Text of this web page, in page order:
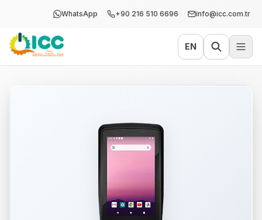
WhatsApp +90 216 510 6696 info@icc.com.tr
EN